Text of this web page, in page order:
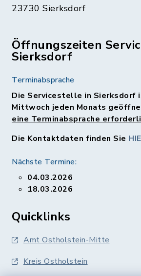
23730 Sierksdorf
Öffnungszeiten
Sierksdorf
Terminabsprache
Die Servicestelle in Sierksdorf
Mittwoch jeden Monats
eine Terminabsprache
Die Kontaktdaten finden Sie
Nächste Termine:
04.03.2026
18.03.2026
Quicklinks
Amt Ostholstein-Mitte
Kreis Ostholstein